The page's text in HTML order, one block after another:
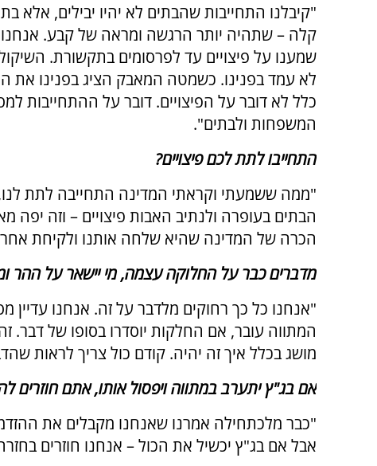
"קיבלנו התחייבות שהבתים לא יהיו יבילים, אלא
קלה – שתהיה יותר הרגשה ומראה של קבע.
שמענו על פיצויים עד לפרסומים בתקשורת.
לא עמד בפנינו. כשמטה המאבק הציג בפנינו את
כלל לא דובר על הפיצויים. דובר על ההתחייבות
המשפחות ולבתים".
התחייבו לתת לכם פיצויים?
"ממה ששמעתי וקראתי המדינה התחייבה לתת
הבתים בעופרה ולנתיב האבות פיצויים – וזה יפה
הכרה של המדינה שהיא שלחה אותנו ולקיחת
מדברים כבר על החלוקה עצמה, מי יישאר על ההר
"אנחנו כל כך רחוקים מלדבר על זה. אנחנו
המתווה עובר, אם החלקות יוסדרו בסופו של דבר.
מושג בכלל איך זה יהיה. קודם כול צריך לראות
אם בג"ץ יתערב במתווה ויפסול אותו, אתם חוזרים
"כבר מלכתחילה אמרנו שאנחנו מקבלים את
אבל אם בג"ץ יכשיל את הכול – אנחנו חוזרים